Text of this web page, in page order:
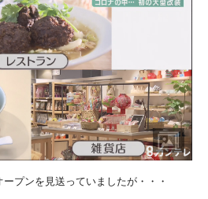
プンを見送っていましたが・・・